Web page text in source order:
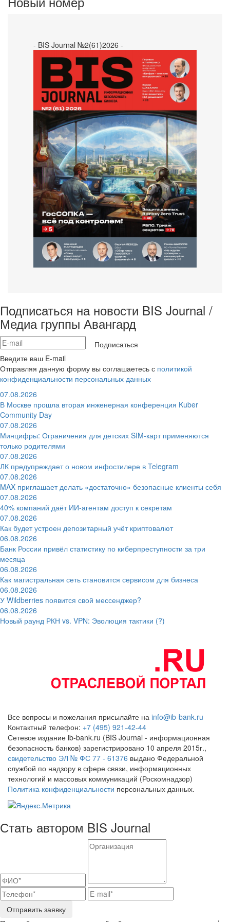
- BIS Journal №2(61)2026 -
Подписаться на новости BIS Journal /
Медиа группы Авангард
Подписаться
Введите ваш E-mail
Отправляя данную форму вы соглашаетесь с политикой
конфиденциальности персональных данных
07.08.2026
В Москве прошла вторая инженерная конференция Kuber
Community Day
07.08.2026
Минцифры: Ограничения для детских SIM-карт применяются
только родителями
07.08.2026
ЛК предупреждает о новом инфостилере в Telegram
07.08.2026
MAX приглашает делать «достаточно» безопасные клиенты себя
07.08.2026
40% компаний даёт ИИ‑агентам доступ к секретам
07.08.2026
Как будет устроен депозитарный учёт криптовалют
06.08.2026
Банк России привёл статистику по киберпреступности за три
месяца
06.08.2026
Как магистральная сеть становится сервисом для бизнеса
06.08.2026
У Wildberries появится свой мессенджер?
06.08.2026
Новый раунд РКН vs. VPN: Эволюция тактики (?)
Все вопросы и пожелания присылайте на info@ib-bank.ru
Контактный телефон: +7 (495) 921-42-44
Сетевое издание ib-bank.ru (BIS Journal - информационная
безопасность банков) зарегистрировано 10 апреля 2015г.,
свидетельство ЭЛ № ФС 77 - 61376 выдано Федеральной
службой по надзору в сфере связи, информационных
технологий и массовых коммуникаций (Роскомнадзор)
Политика конфиденциальности персональных данных.
Стать автором BIS Journal
Отправить заявку